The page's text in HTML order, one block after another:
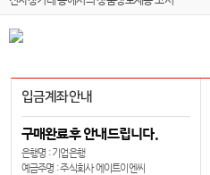
입금계좌안내
구매완료후 안내드립니다.
은행명 : 기업은행
예금주명 : 주식회사 에이트이엔씨